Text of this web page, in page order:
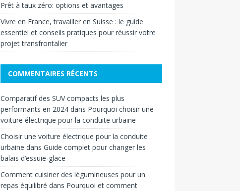
Prêt à taux zéro: options et avantages
Vivre en France, travailler en Suisse : le guide
essentiel et conseils pratiques pour réussir votre
projet transfrontalier
COMMENTAIRES RÉCENTS
Comparatif des SUV compacts les plus
performants en 2024dans Pourquoi choisir une
voiture électrique pour la conduite urbaine
Choisir une voiture électrique pour la conduite
urbaine dans Guide complet pour changer les
balais d’essuie-glace
Comment cuisiner des légumineuses pour un
repas équilibré dans Pourquoi et comment